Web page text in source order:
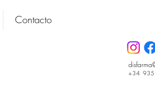
Contacto
+34